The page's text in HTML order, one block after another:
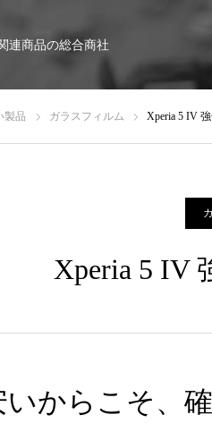
連商品の総合商社
製品 ガラスフィルム Xperia 5 IV
Xperia 5 IV
いからこそ、